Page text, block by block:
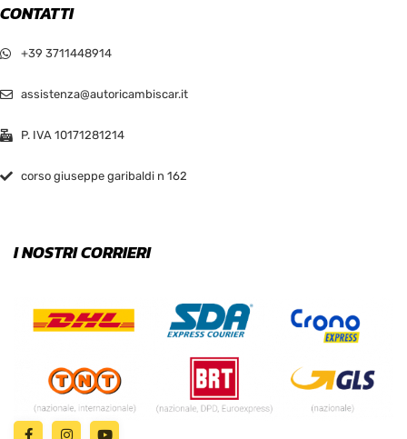
CONTATTI
+39 3711448914
assistenza@autoricambiscar.it
P. IVA 10171281214
corso giuseppe garibaldi n 162
I NOSTRI CORRIERI